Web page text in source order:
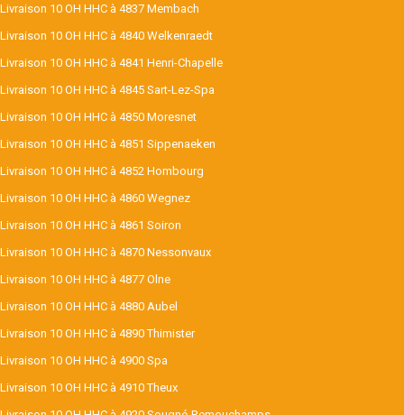
Livraison 10 OH HHC à 4837 Membach
Livraison 10 OH HHC à 4840 Welkenraedt
Livraison 10 OH HHC à 4841 Henri-Chapelle
Livraison 10 OH HHC à 4845 Sart-Lez-Spa
Livraison 10 OH HHC à 4850 Moresnet
Livraison 10 OH HHC à 4851 Sippenaeken
Livraison 10 OH HHC à 4852 Hombourg
Livraison 10 OH HHC à 4860 Wegnez
Livraison 10 OH HHC à 4861 Soiron
Livraison 10 OH HHC à 4870 Nessonvaux
Livraison 10 OH HHC à 4877 Olne
Livraison 10 OH HHC à 4880 Aubel
Livraison 10 OH HHC à 4890 Thimister
Livraison 10 OH HHC à 4900 Spa
Livraison 10 OH HHC à 4910 Theux